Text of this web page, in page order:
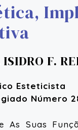
ISIDRO F.
Esteticista
Número
As Suas